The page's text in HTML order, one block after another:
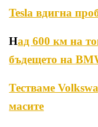
Tesla вдигна
Над 600 км на
бъдещето на
Тестваме
масите